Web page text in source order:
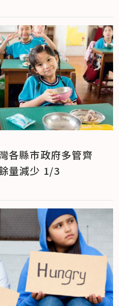
各縣市政府多管齊
量減少 1/3